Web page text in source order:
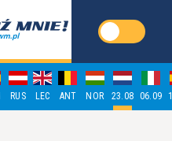
RUS LEC ANT NOR 23.08 06.09